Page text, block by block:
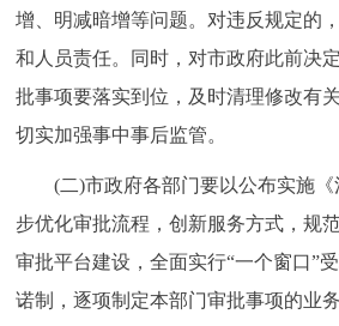
增、明减暗增等问题。对违反规定的
和人员责任。同时，对市政府此前决
批事项要落实到位，及时清理修改有
切实加强事中事后监管。
(二)市政府各部门要以公布实施《
步优化审批流程，创新服务方式，规
审批平台建设，全面实行“一个窗口”
诺制，逐项制定本部门审批事项的业